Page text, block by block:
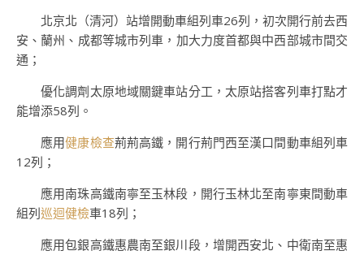
北京北（清河）站增開動車組列車26列，初次開行前去西
安、蘭州、成都等城市列車，加大力度首都與中西部城市間交
通；
優化調劑太原地域關鍵車站分工，太原站搭客列車打點才
能增添58列。
應用健康檢查荊荊高鐵，開行荊門西至漢口間動車組列車
12列；
應用南珠高鐵南寧至玉林段，開行玉林北至南寧東間動車
組列巡迴健檢車18列；
應用包銀高鐵惠農南至銀川段，增開西安北、中衛南至惠